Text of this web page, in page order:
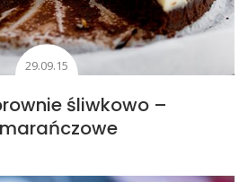
29.09.15
śliwkowo –